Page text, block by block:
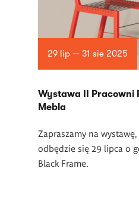
29 lip — 31 sie 2025
Wystawa II Pracowni
Mebla
Zapraszamy na
odbędzie się 29 lipca o
Black Frame.